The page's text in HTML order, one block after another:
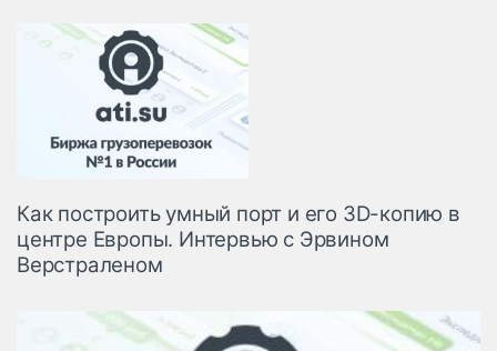
Как построить умный порт и его 3D-копию в
центре Европы. Интервью с Эрвином
Верстраленом